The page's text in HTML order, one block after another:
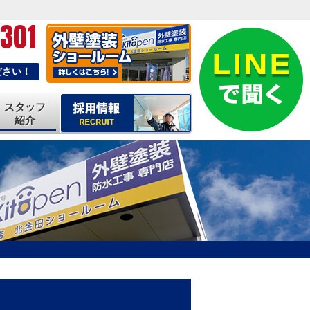
い！
スタッフ
紹介